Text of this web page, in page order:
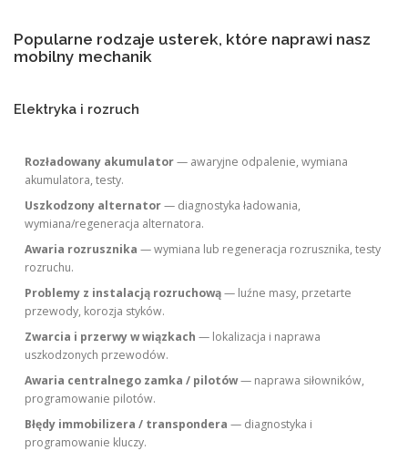
Popularne rodzaje usterek, które naprawi nasz
mobilny mechanik
Elektryka i rozruch
Rozładowany akumulator— awaryjne odpalenie, wymiana
akumulatora, testy.
Uszkodzony alternator— diagnostyka ładowania,
wymiana/regeneracja alternatora.
Awaria rozrusznika — wymiana lub regeneracja rozrusznika, testy
rozruchu.
Problemy z instalacją rozruchową— luźne masy, przetarte
przewody, korozja styków.
Zwarcia i przerwy w wiązkach — lokalizacja i naprawa
uszkodzonych przewodów.
Awaria centralnego zamka / pilotów— naprawa siłowników,
programowanie pilotów.
Błędy immobilizera / transpondera — diagnostyka i
programowanie kluczy.